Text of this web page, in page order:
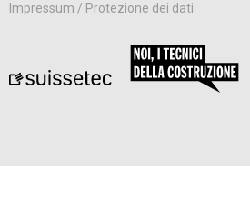
Impressum / Protezione dei dati